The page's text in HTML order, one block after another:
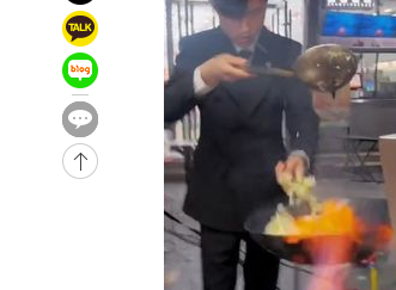
5시간 전 >
내일까지 39도 '펄펄'…기상청 "태풍 지
-18524초 전 >
'월드컵 탈락 후폭풍' 축구협회…11
-17960초 전 >
[속보] 뉴욕증시, 혼조 출발…나스
-16753초 전 >
축구협회, 15년 전 심판 성 접대 파
-15438초 전 >
경찰, '홍명보는 2순위' 결론냈던
-1034초 전 >
[속보]합참 "北 발사체는 단거리탄
日방위성, 北이 동해로 쏜 발사체는 탄
[속보] SKT, 에이닷 서비스 장애 발생
[속보]합참 "북, 동해상으로 미상 발사체